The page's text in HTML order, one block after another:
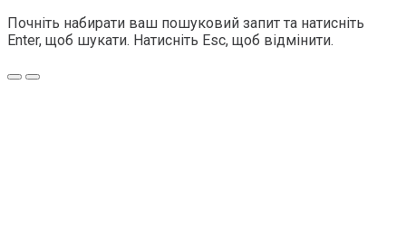
Почніть набирати ваш пошуковий запит та натисніть
Enter, щоб шукати. Натисніть Esc, щоб відмінити.
Меню